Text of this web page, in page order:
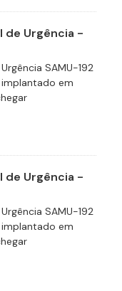
de Urgência -
SAMU-192
em
de Urgência -
SAMU-192
em